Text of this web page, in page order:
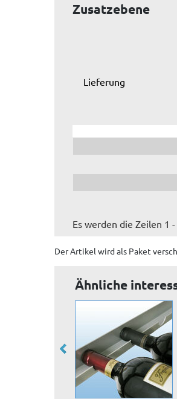
Zusatzebene
Lieferung
Es werden die Zeilen 1
Der Artikel wirdals Paket
Ähnliche